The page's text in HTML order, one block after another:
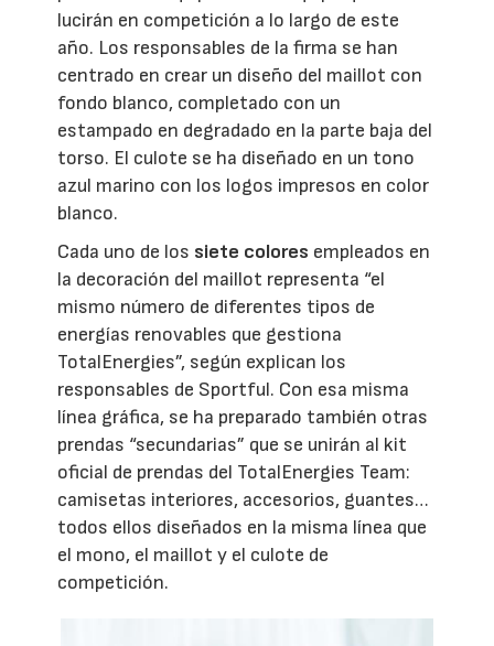
lucirán en competición a lo largo de este
año. Los responsables de la firma se han
centrado en crear un diseño del maillot con
fondo blanco, completado con un
estampado en degradado en la parte baja del
torso. El culote se ha diseñado en un tono
azul marino con los logos impresos en color
blanco.
Cada uno de los siete colores empleados en
la decoración del maillot representa “el
mismo número de diferentes tipos de
energías renovables que gestiona
TotalEnergies”, según explican los
responsables de Sportful. Con esa misma
línea gráfica, se ha preparado también otras
prendas “secundarias” que se unirán al kit
oficial de prendas del TotalEnergies Team:
camisetas interiores, accesorios, guantes…
todos ellos diseñados en la misma línea que
el mono, el maillot y el culote de
competición.